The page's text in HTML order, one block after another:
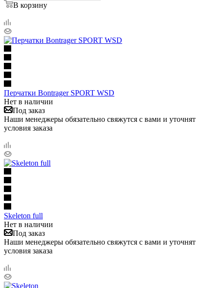
В корзину
Перчатки Bontrager SPORT WSD
Нет в наличии
Под заказ
Наши менеджеры обязательно свяжутся с вами и уточнят
условия заказа
Skeleton full
Нет в наличии
Под заказ
Наши менеджеры обязательно свяжутся с вами и уточнят
условия заказа